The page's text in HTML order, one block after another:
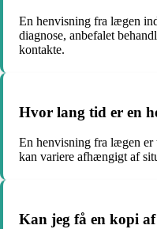
En henvisning fra lægen
diagnose, anbefalet
kontakte.
Hvor lang tid er en
En henvisning fra lægen er
kan variere afhængigt af
Kan jeg få en kopi